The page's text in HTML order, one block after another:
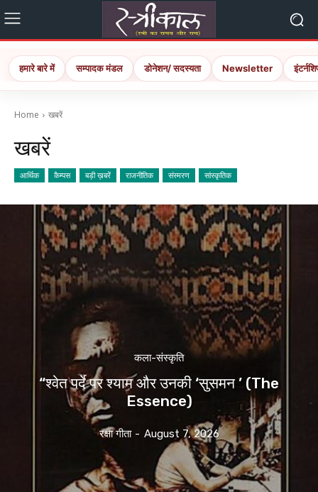
हमारे बारे में सम्पादक मंडल डोनेशन/ सदस्यता Newsletter
Home खबरें
खबरें
आर्थिक कैम्पस बड़ी ख़बरें राजनीतिक संस्मरण सांस्कृतिक
कला-संस्कृति
“श्वेत पर्दे पर श्याम और उनकी ‘सुसमन ’ (The
Essence)
रक्षा गीता - August 7, 2026